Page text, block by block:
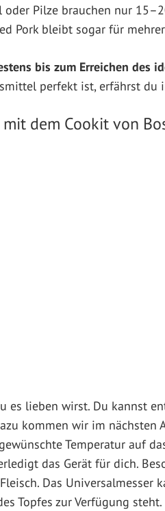
Pilze brauchen nur
Pork bleibt sogar für
bis zum Erreichen des
perfekt ist, erfährst du
dem Cookit von
es lieben wirst. Du kannst
kommen wir im nächsten
Temperatur auf
das Gerät für dich.
Das Universalmesser
Topfes zur Verfügung